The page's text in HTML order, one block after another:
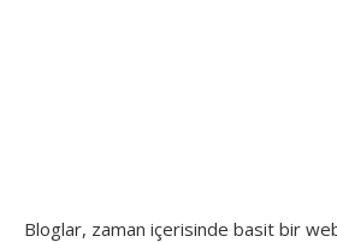
Bloglar, zaman içerisinde basit bir